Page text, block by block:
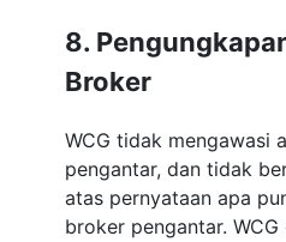
8.
Broker
WCG tidak mengawasi
pengantar, dan tidak
atas pernyataan apa
broker pengantar.